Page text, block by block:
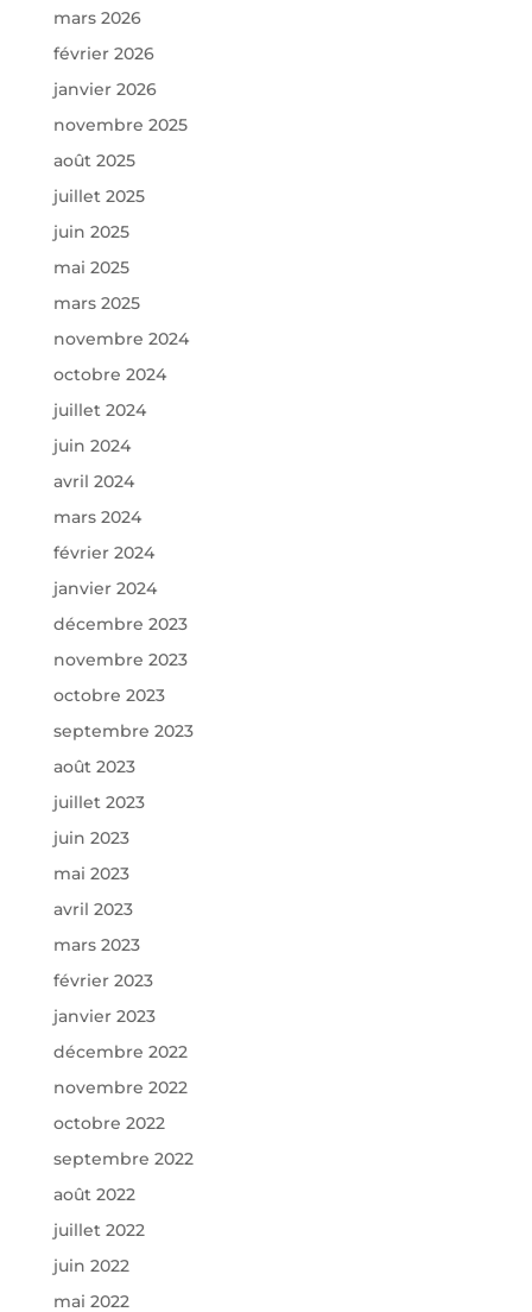
mars 2026
février 2026
janvier 2026
novembre 2025
août 2025
juillet 2025
juin 2025
mai 2025
mars 2025
novembre 2024
octobre 2024
juillet 2024
juin 2024
avril 2024
mars 2024
février 2024
janvier 2024
décembre 2023
novembre 2023
octobre 2023
septembre 2023
août 2023
juillet 2023
juin 2023
mai 2023
avril 2023
mars 2023
février 2023
janvier 2023
décembre 2022
novembre 2022
octobre 2022
septembre 2022
août 2022
juillet 2022
juin 2022
mai 2022